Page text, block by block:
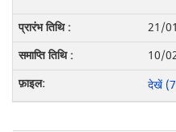
21/
10/
देखें